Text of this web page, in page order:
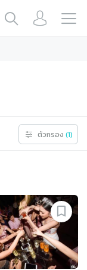
ตัวกรอง (1)